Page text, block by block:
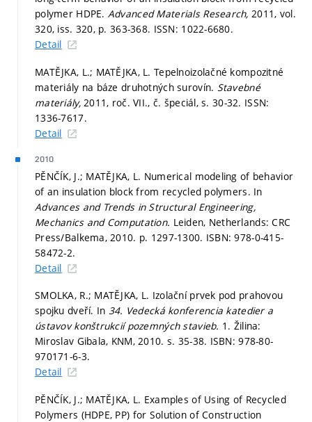
polymer HDPE. Advanced Materials Research,2011, vol.
320, iss. 320, p. 363-368. ISSN: 1022-6680.
Detail
MATĚJKA, L.; MATĚJKA, L. Tepelnoizolačné kompozitné
materiály na báze druhotných surovín. Stavebné
materiály, 2011, roč. VII., č. špeciál,s. 30-32. ISSN:
1336-7617.
Detail
2010
PĚNČÍK, J.; MATĚJKA, L. Numerical modeling of behavior
of an insulation block from recycled polymers. In
Advances and Trends in Structural Engineering,
Mechanics and Computation. Leiden, Netherlands: CRC
Press/Balkema, 2010. p. 1297-1300. ISBN: 978-0-415-
58472-2.
Detail
SMOLKA, R.; MATĚJKA, L. Izolační prvek pod prahovou
spojku dveří. In 34. Vedecká konferencia katedier a
ústavov konštrukcií pozemných stavieb. 1. Žilina:
Miroslav Gibala, KNM, 2010. s. 35-38. ISBN: 978-80-
970171-6-3.
Detail
PĚNČÍK, J.; MATĚJKA, L. Examples of Using of Recycled
Polymers (HDPE, PP) for Solution of Construction